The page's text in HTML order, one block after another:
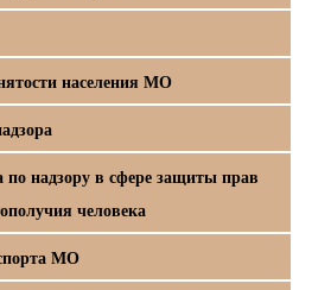
населения МО
по надзору в сфере защиты прав
человека
МО